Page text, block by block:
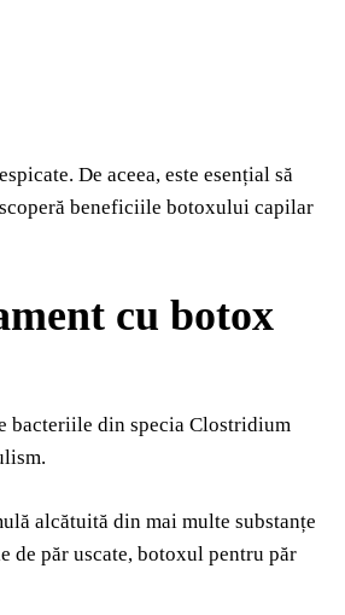
De aceea, este esențial să
beneficiile botoxului capilar
cu botox
bacteriile din specia Clostridium
alcătuită din mai multe substanțe
de păr uscate, botoxul pentru păr